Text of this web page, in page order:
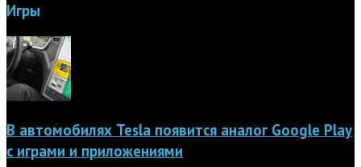
Игры
В автомобилях Tesla появится аналог Google Play
с играми и приложениями